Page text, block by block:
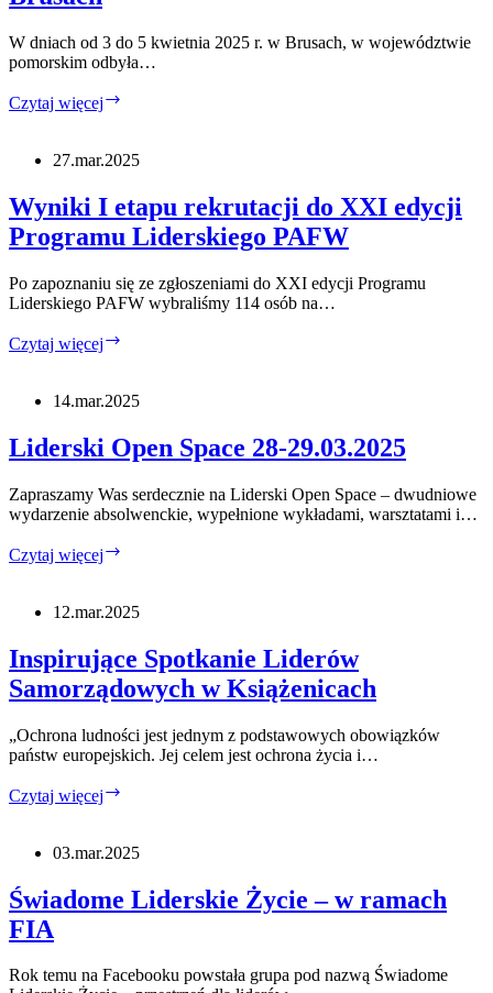
W dniach od 3 do 5 kwietnia 2025 r. w Brusach, w województwie
pomorskim odbyła…
Czytaj więcej
dzieci
młodzieży
w
Brusach
27.mar.2025
Wyniki I etapu rekrutacji do XXI edycji
Programu Liderskiego PAFW
Po zapoznaniu się ze zgłoszeniami do XXI edycji Programu
Liderskiego PAFW wybraliśmy 114 osób na…
Czytaj więcej
rekrutacji
XXI
edycji
Liderskiego
PAFW
14.mar.2025
Liderski Open Space 28-29.03.2025
Zapraszamy Was serdecznie na Liderski Open Space – dwudniowe
wydarzenie absolwenckie, wypełnione wykładami, warsztatami i…
Czytaj więcej
28-
12.mar.2025
Inspirujące Spotkanie Liderów
Samorządowych w Książenicach
„Ochrona ludności jest jednym z podstawowych obowiązków
państw europejskich. Jej celem jest ochrona życia i…
Czytaj więcej
Samorządowych
Książenicach
03.mar.2025
Świadome Liderskie Życie – w ramach
FIA
Rok temu na Facebooku powstała grupa pod nazwą Świadome